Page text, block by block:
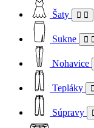
Šaty
Sukne
Nohavice
Tepláky
Súpravy